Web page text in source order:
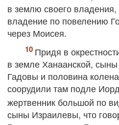
в землю своего
владение по повелению
через Моисея.
Придя в
в земле Ханаанской,
Гадовы и половина
соорудили там подле
жертвенник большой по
сыны Израилевы, что